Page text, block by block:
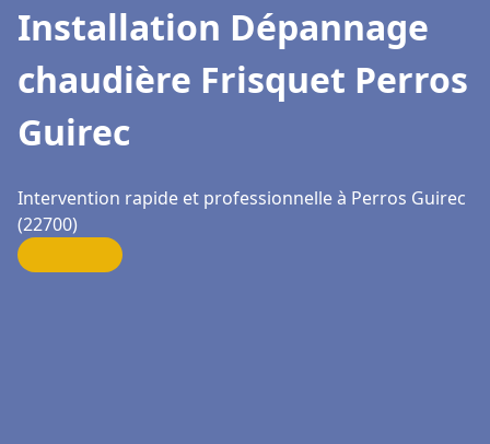
Installation Dépannage
chaudière Frisquet Perros
Guirec
Intervention rapide et professionnelle à Perros Guirec
(22700)